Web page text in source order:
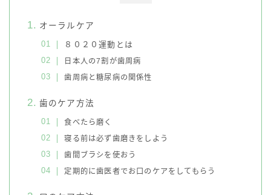
オーラルケア
８０２０運動とは
日本人の7割が歯周病
歯周病と糖尿病の関係性
歯のケア方法
食べたら磨く
寝る前は必ず歯磨きをしよう
歯間ブラシを使おう
定期的に歯医者でお口のケアをしてもらう